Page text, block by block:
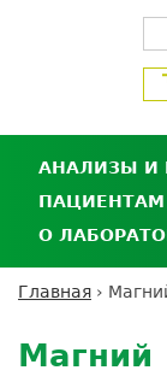
АНАЛИЗЫ И
Анализы
Где
Выезд на
ПАЦИЕНТАМ
Личный
Обратная
О
Вакансии
здесь
Главная ›
to
top
Магний